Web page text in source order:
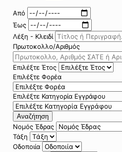
Από
Έως
Λέξη - Κλειδί
Πρωτοκολλο/Αριθμός
Επιλέξτε Έτος
Επιλέξτε Φορέα
Επιλέξτε Κατηγορία Εγγράφου
Αναζήτηση
Νομός Έδρας
Τάξη
Οδοποιία